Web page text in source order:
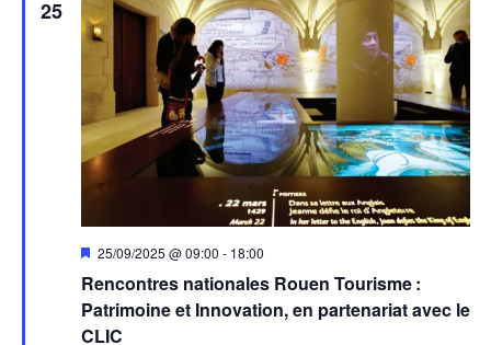
vues
25
Rencontres nationales Rouen Tourisme :
Patrimoine et Innovation, en partenariat avec le
CLIC
Mis
avant
25/09/2025 @ 09:00 - 18:00